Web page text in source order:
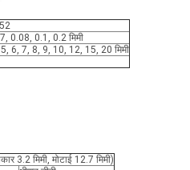
0.08, 0.1, 0.2 मिमी
6, 7, 8, 9, 10, 12, 15, 20 मिमी
3.2 मिमी, मोटाई 12.7 मिमी)